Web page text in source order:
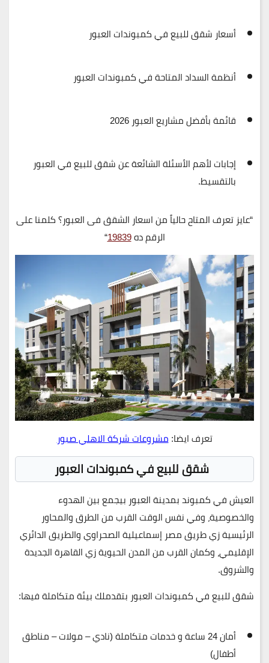
أسعار شقق للبيع في كمبوندات العبور
أنظمة السداد المتاحة في كمبوندات العبور
قائمة بأفضل مشاريع العبور 2026
إجابات لأهم الأسئلة الشائعة عنشقق للبيع في العبور
بالتقسيط.
“عايز تعرف المتاح حالياً من اسعار الشقق فى العبور؟ كلمنا على
الرقم ده19839
“
تعرف ايضا:مشروعات شركة الاهلي صبور
شقق للبيع في كمبوندات العبور
العيش في كمبوند بمدينة العبور بيجمع بين الهدوء
والخصوصية، وفي نفس الوقت القرب من الطرق والمحاور
الرئيسية زي طريق مصر إسماعيلية الصحراوي والطريق الدائري
الإقليمي، وكمان القرب من المدن الحيوية زي القاهرة الجديدة
والشروق.
شقق للبيع في كمبوندات العبور بتقدملك بيئة متكاملة فيها:
أمان 24 ساعة و خدمات متكاملة (نادي – مولات – مناطق
أطفال)